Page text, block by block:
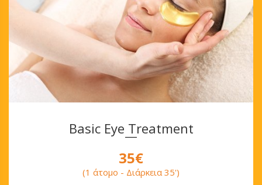
Basic Eye Treatment
35€
(1 άτομο - Διάρκεια 35')